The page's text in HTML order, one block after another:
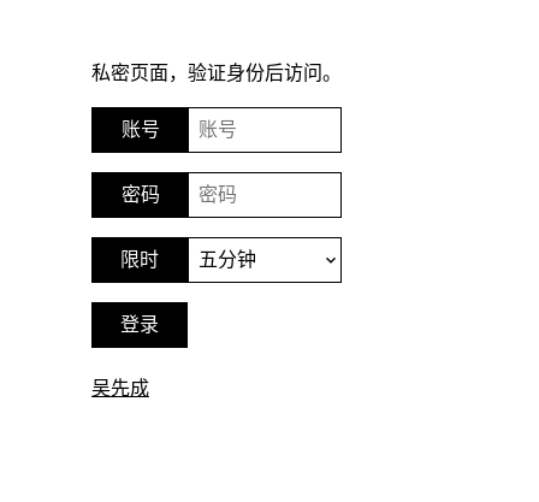
私密页面，验证身份后访问。
吴先成